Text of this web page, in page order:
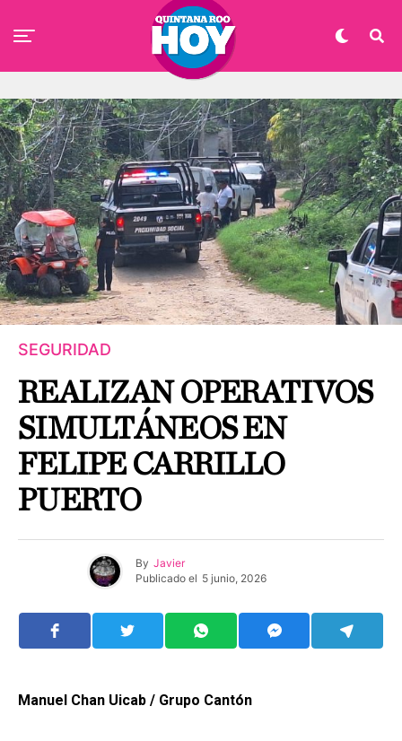
SEGURIDAD
REALIZAN OPERATIVOS
SIMULTÁNEOS EN
FELIPE CARRILLO
PUERTO
By Javier
Publicado el 5 junio, 2026
Manuel Chan Uicab / Grupo Cantón